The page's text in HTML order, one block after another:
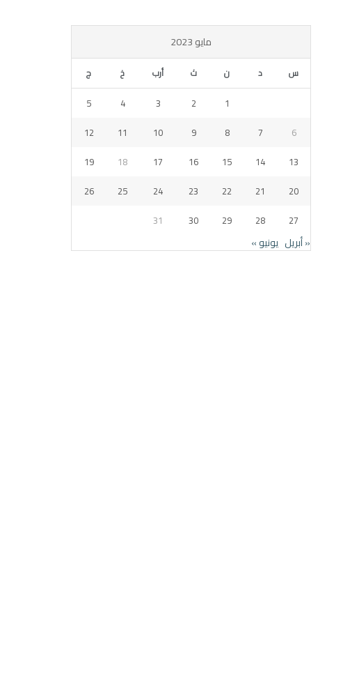
مايو 2023
س د ن ث أرب خ ج
1
2
3
4
5
6
7
8
9
10
11
12
13
14
15
16
17
18
19
20
21
22
23
24
25
26
27
28
29
30
31
« أبريل يونيو »